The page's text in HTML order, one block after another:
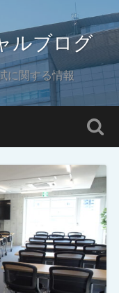
ルブログ
に関する情報